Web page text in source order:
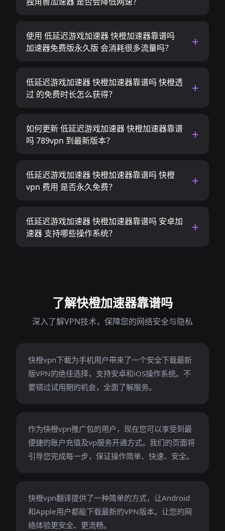
使用 低延迟游戏加速器 快橙加速器靠谱吗
加速器免费版永久版 会消耗很多流量吗？
低延迟游戏加速器 快橙加速器靠谱吗 快橙透
过 的免费时长怎么获得？
如何更新 低延迟游戏加速器 快橙加速器靠谱
吗 789vpn 到最新版本？
低延迟游戏加速器 快橙加速器靠谱吗 快橙
vpn 费用 是否永久免费？
低延迟游戏加速器 快橙加速器靠谱吗 安卓加
速器 支持哪些操作系统？
了解快橙加速器靠谱吗
深入了解VPN技术，保障您的网络安全与隐私
快橙vpn下載为手机用户带来了一个安全下载最新
版VPN的绝佳选择，支持安卓和iOS操作系统。不
要错过试用期的机会，全面了解服务。
作为快橙vpn推广包的用户，现在您可以享受到最
便捷的账户充值及vp服务开通方式。我们的页面将
引导您完成每一步，保证操作简单、快速、安全。
快橙vpn翻译提供了一种简单的方式，让Android
和Apple用户都能下载最新的VPN版本。让您的网
络体验更安全、更流畅。